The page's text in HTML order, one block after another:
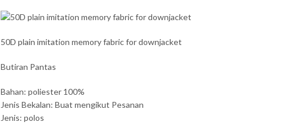
50D plain imitation memory fabric for downjacket
Butiran Pantas
Bahan: poliester 100%
Jenis Bekalan: Buat mengikut Pesanan
Jenis: polos